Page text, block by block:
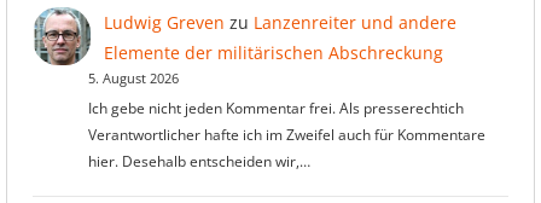
Ludwig Greven zu Lanzenreiter und andere
Elemente der militärischen Abschreckung
5. August 2026
Ich gebe nicht jeden Kommentar frei. Als presserechtich
Verantwortlicher hafte ich im Zweifel auch für Kommentare
hier. Desehalb entscheiden wir,…